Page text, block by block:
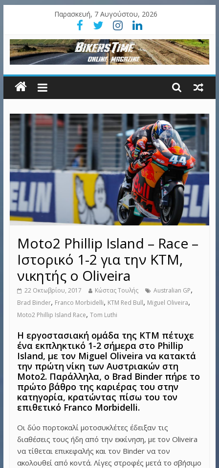
Παρασκευή, 7 Αυγούστου, 2026
Moto2 Phillip Island – Race –
Ιστορικό 1-2 για την KTM,
νικητής ο Oliveira
22 Οκτωβρίου, 2017 Κώστας Τουλής Australian GP,
Brad Binder, Franco Morbidelli, KTM Red Bull, Miguel Oliveira,
Moto2 Phillip Island Race, Tom Luthi
Η εργοστασιακή ομάδα της KTM πέτυχε
ένα εκπληκτικό 1-2 σήμερα στο Phillip
Island, με τον Miguel Oliveira να κατακτά
την πρώτη νίκη των Αυστριακών στη
Moto2. Παράλληλα, ο Brad Binder πήρε το
πρώτο βάθρο της καριέρας του στην
κατηγορία, κρατώντας πίσω του τον
επιθετικό Franco Morbidelli.
Οι δύο πορτοκαλί μοτοσυκλέτες έδειξαν τις
διαθέσεις τους ήδη από την εκκίνηση, με τον Oliveira
να τίθεται επικεφαλής και τον Binder να τον
ακολουθεί από κοντά. Λίγες στροφές μετά το σβήσιμο